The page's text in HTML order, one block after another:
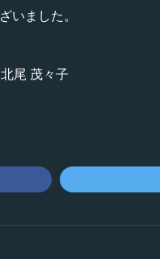
いました。
尾 茂々子